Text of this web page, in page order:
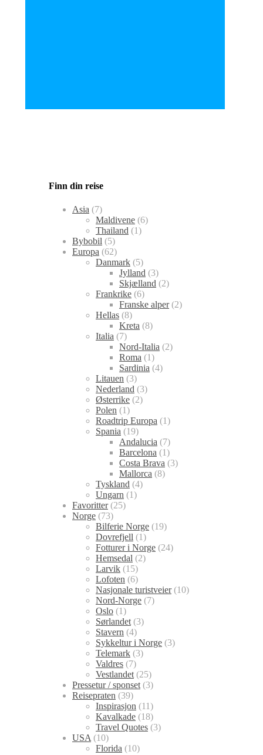
Finn din reise
Asia (7)
Maldivene (6)
Thailand (1)
Bybobil (5)
Europa (62)
Danmark (5)
Jylland (3)
Skjælland (2)
Frankrike (6)
Franske alper(2)
Hellas (8)
Kreta (8)
Italia (7)
Nord-Italia (2)
Roma (1)
Sardinia (4)
Litauen (3)
Nederland (3)
Østerrike (2)
Polen (1)
Roadtrip Europa (1)
Spania (19)
Andalucia (7)
Barcelona (1)
Costa Brava (3)
Mallorca (8)
Tyskland (4)
Ungarn (1)
Favoritter(25)
Norge (73)
Bilferie Norge (19)
Dovrefjell (1)
Fotturer i Norge (24)
Hemsedal (2)
Larvik (15)
Lofoten (6)
Nasjonale turistveier(10)
Nord-Norge (7)
Oslo (1)
Sørlandet (3)
Stavern (4)
Sykkeltur i Norge (3)
Telemark (3)
Valdres (7)
Vestlandet (25)
Pressetur / sponset (3)
Reisepraten (39)
Inspirasjon (11)
Kavalkade (18)
Travel Quotes (3)
USA (10)
Florida (10)